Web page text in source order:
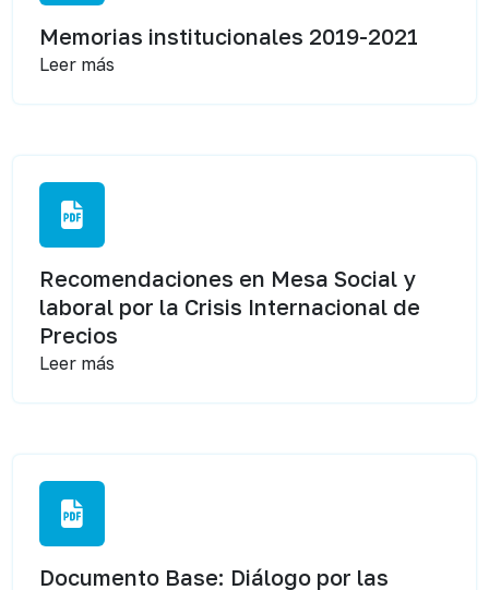
Memorias institucionales 2019-2021
Leer más
Recomendaciones en Mesa Social y
laboral por la Crisis Internacional de
Precios
Leer más
Documento Base: Diálogo por las